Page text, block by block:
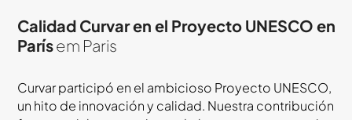
Calidad Curvar en el Proyecto UNESCO en
Parísem Paris
Curvar participó en el ambicioso Proyecto UNESCO,
un hito de innovación y calidad. Nuestra contribución